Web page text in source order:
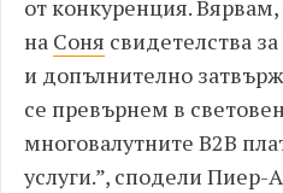
от конкуренция.Вярвам,
на Соня свидетелства
и допълнително
се превърнем в
многовалутните B2B
услуги.”, сподели Пиер-